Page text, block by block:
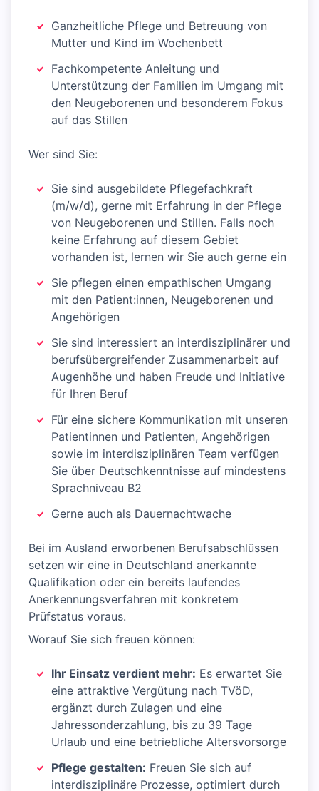
Ganzheitliche Pflege und Betreuung von
Mutter und Kind im Wochenbett
Fachkompetente Anleitung und
Unterstützung der Familien im Umgang mit
den Neugeborenen und besonderem Fokus
auf das Stillen
Wer sind Sie:
Sie sind ausgebildete Pflegefachkraft
(m/w/d), gerne mit Erfahrung in der Pflege
von Neugeborenen und Stillen. Falls noch
keine Erfahrung auf diesem Gebiet
vorhanden ist, lernen wir Sie auch gerne ein
Sie pflegen einen empathischen Umgang
mit den Patient:innen, Neugeborenen und
Angehörigen
Sie sind interessiert an interdisziplinärer und
berufsübergreifender Zusammenarbeit auf
Augenhöhe und haben Freude und Initiative
für Ihren Beruf
Für eine sichere Kommunikation mit unseren
Patientinnen und Patienten, Angehörigen
sowie im interdisziplinären Team verfügen
Sie über Deutschkenntnisse auf mindestens
Sprachniveau B2
Gerne auch als Dauernachtwache
Bei im Ausland erworbenen Berufsabschlüssen
setzen wir eine in Deutschland anerkannte
Qualifikation oder ein bereits laufendes
Anerkennungsverfahren mit konkretem
Prüfstatus voraus.
Worauf Sie sich freuen können:
Ihr Einsatz verdient mehr: Es erwartet Sie
eine attraktive Vergütung nach TVöD,
ergänzt durch Zulagen und eine
Jahressonderzahlung, bis zu 39 Tage
Urlaub und eine betriebliche Altersvorsorge
Pflege gestalten: Freuen Sie sich auf
interdisziplinäre Prozesse, optimiert durch